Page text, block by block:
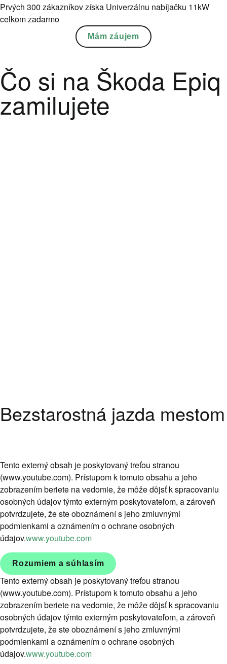
Prvých 300 zákazníkov získa Univerzálnu nabíjačku 11kW
celkom zadarmo
Mám záujem
Čo si na Škoda Epiq
zamilujete
Bezstarostná jazda mestom
Tento externý obsah je poskytovaný treťou stranou
(www.youtube.com). Prístupom k tomuto obsahu a jeho
zobrazením beriete na vedomie, že môže dôjsť k spracovaniu
osobných údajov týmto externým poskytovateľom, a zároveň
potvrdzujete, že ste oboznámení s jeho zmluvnými
podmienkami a oznámením o ochrane osobných
údajov.www.youtube.com
Rozumiem a súhlasím
Tento externý obsah je poskytovaný treťou stranou
(www.youtube.com). Prístupom k tomuto obsahu a jeho
zobrazením beriete na vedomie, že môže dôjsť k spracovaniu
osobných údajov týmto externým poskytovateľom, a zároveň
potvrdzujete, že ste oboznámení s jeho zmluvnými
podmienkami a oznámením o ochrane osobných
údajov.www.youtube.com